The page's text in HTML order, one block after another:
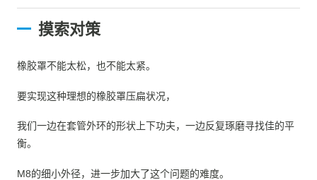
摸索对策
橡胶罩不能太松，也不能太紧。
要实现这种理想的橡胶罩压扁状况，
我们一边在套管外环的形状上下功夫，一边反复琢磨寻找佳的平
衡。
M8的细小外径，进一步加大了这个问题的难度。